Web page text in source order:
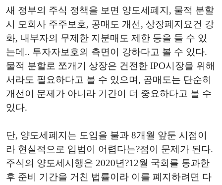
새 정부의 주식 정책을 보면 양도세폐지, 물적 분할
시 모회사 주주보호, 공매도 개선, 상장폐지요건 강
화, 내부자의 무제한 지분매도 제한 등을 들 수 있
는데.. 투자자보호의 측면이 강하다고 볼 수 있다.
물적 분할로 쪼개기 상장은 건전한 IPO시장을 위해
서라도 필요하다고 볼 수 있으며, 공매도는 단순히
개선이 문제가 아니라 기간이 더 중요하다고 볼 수
있다.
단, 양도세폐지는 도입을 불과 8개월 앞둔 시점이
라 현실적으로 입법이 어렵다는?점이 문제가 된다.
주식의 양도세시행은 2020년?12월 국회를 통과한
후 준비 기간을 거친 법률이라 이를 폐지하려면 다